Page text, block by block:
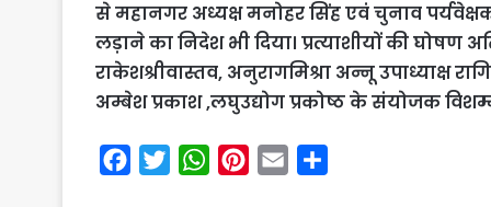
से महानगर अध्यक्ष मनोहर सिंह एवं चुनाव
लड़ाने का निदेश भी दिया। प्रत्याशीयों की घोषण
राकेशश्रीवास्तव, अनुरागमिश्रा अन्नू उपाध्याक्ष
अम्बेश प्रकाश ,लघुउद्योग प्रकोष्ठ के संयोजक
W